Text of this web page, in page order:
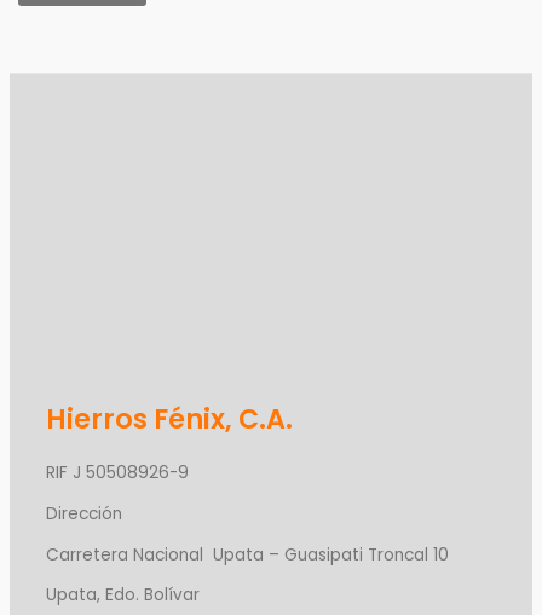
Hierros Fénix, C.A.
RIF J 50508926-9
Dirección
Carretera Nacional Upata – Guasipati Troncal 10
Upata, Edo. Bolívar